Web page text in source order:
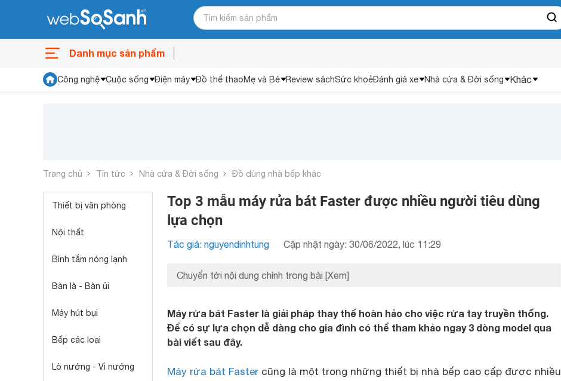
Danh mục sản phẩm
Công nghệ Cuộc sống Điện máy Đồ thể thaoMẹ và Bé Review sáchSức khoẻĐánh giá xe Nhà cửa & Đời sống Khác
Trang chủ Tin tức Nhà cửa & Đời sống Đồ dùng nhà bếp khác
Thiết bị văn phòng
Nội thất
Bình tắm nóng lạnh
Bàn là - Bàn ủi
Máy hút bụi
Bếp các loại
Lò nướng - Vỉ nướng
Top 3 mẫu máy rửa bát Faster được nhiều người tiêu dùng
lựa chọn
Tác giả: nguyendinhtung Cập nhật ngày: 30/06/2022, lúc 11:29
Chuyển tới nội dung chính trong bài [Xem]
Máy rửa bát Faster là giải pháp thay thế hoàn hảo cho việc rửa tay truyền thống.
Để có sự lựa chọn dễ dàng cho gia đình có thể tham khảo ngay 3 dòng model qua
bài viết sau đây.
Máy rửa bát Faster cũng là một trong những thiết bị nhà bếp cao cấp được nhiều